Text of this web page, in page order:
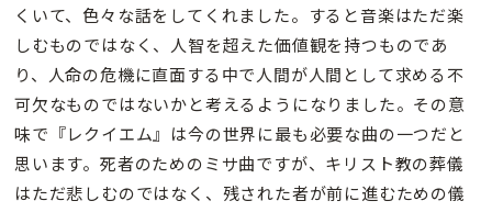
くいて、色々な話をしてくれました。すると音楽はただ楽
しむものではなく、人智を超えた価値観を持つものであ
り、人命の危機に直面する中で人間が人間として求める不
可欠なものではないかと考えるようになりました。その意
味で『レクイエム』は今の世界に最も必要な曲の一つだと
思います。死者のためのミサ曲ですが、キリスト教の葬儀
はただ悲しむのではなく、残された者が前に進むための儀